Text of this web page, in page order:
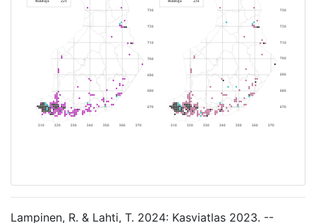
Lampinen, R. & Lahti, T. 2024: Kasviatlas 2023. --